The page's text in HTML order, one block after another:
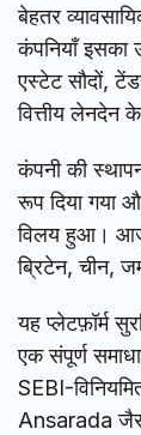
बेहतर
कंपनियाँ
एस्टेट सौदों,
वित्तीय लेनदेन
कंपनी की
रूप दिया
विलय हुआ। आज
ब्रिटेन, चीन,
यह प्लेटफ़ॉर्म
एक संपूर्ण
SEBI-
Ansarada